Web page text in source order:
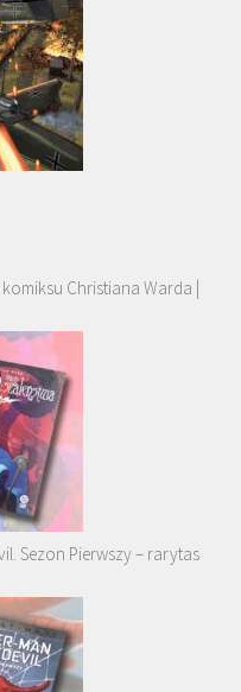
Christiana Warda |
Sezon Pierwszy – rarytas